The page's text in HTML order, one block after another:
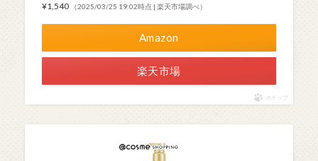
¥1,540
（2025/03/25 19:02時点 | 楽天市場調べ）
Amazon
楽天市場
ポチップ